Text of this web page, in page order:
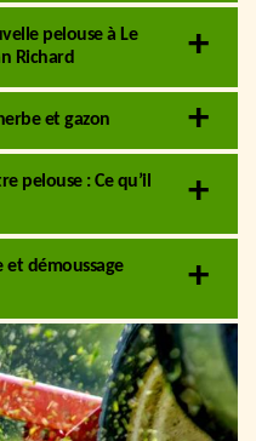
pelouse à Le
Richard
et gazon
pelouse : Ce qu’il
démoussage